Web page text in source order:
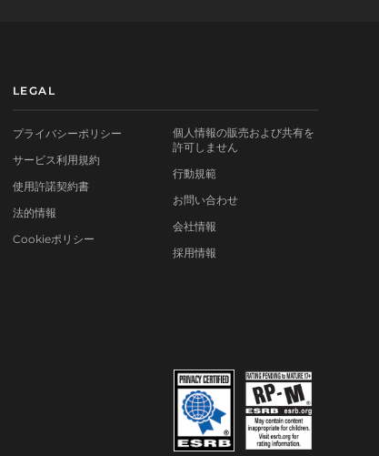
LEGAL
プライバシーポリシー
サービス利用規約
使用許諾契約書
法的情報
Cookieポリシー
個人情報の販売および共有を
許可しません
行動規範
お問い合わせ
会社情報
採用情報